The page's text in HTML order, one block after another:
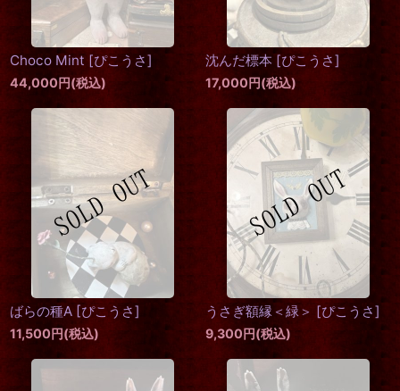
Choco Mint [ぴこうさ]
44,000円(税込)
沈んだ標本 [ぴこうさ]
17,000円(税込)
ばらの種A [ぴこうさ]
11,500円(税込)
うさぎ額縁＜緑＞ [ぴこうさ]
9,300円(税込)